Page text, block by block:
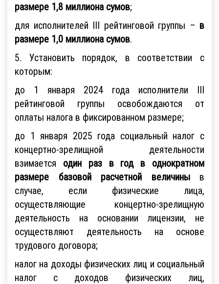
размере 1,8 миллиона сумов;
для исполнителей III рейтинговой группы – в
размере 1,0 миллиона сумов.
5. Установить порядок, в соответствии с
которым:
до 1 января 2024 года исполнители III
рейтинговой группы освобождаются от
оплаты налога в фиксированном размере;
до 1 января 2025 года социальный налог с
концертно-зрелищной деятельности
взимается один раз в год в однократном
размере базовой расчетной величиныв
случае, если физические лица,
осуществляющие концертно-зрелищную
деятельность на основании лицензии, не
осуществляют деятельность на основе
трудового договора;
налог на доходы физических лиц и социальный
налог с доходов физических лиц,